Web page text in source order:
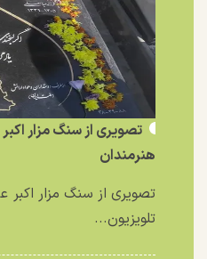
تصویری از سنگ مزار
هنرمندان
تصویری از سنگ مزار اکبر
تلویزیون...